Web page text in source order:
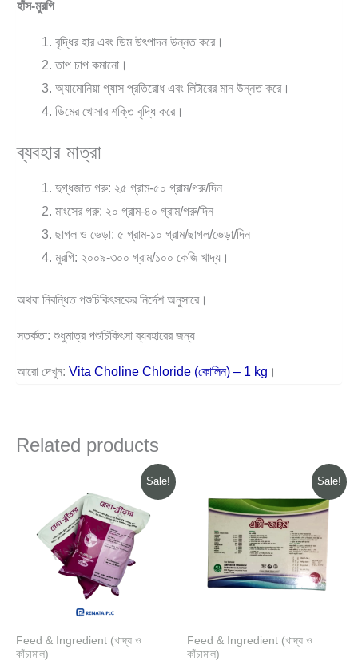
হাঁস-মুরগি
বৃদ্ধির হার এবং ডিম উৎপাদন উন্নত করে।
তাপ চাপ কমানো।
অ্যামোনিয়া গ্যাস প্রতিরোধ এবং লিটারের মান উন্নত করে।
ডিমের খোসার শক্তি বৃদ্ধি করে।
ব্যবহার মাত্রা
দুগ্ধজাত গরু: ২৫ গ্রাম-৫০ গ্রাম/গরু/দিন
মাংসের গরু: ২০ গ্রাম-৪০ গ্রাম/গরু/দিন
ছাগল ও ভেড়া: ৫ গ্রাম-১০ গ্রাম/ছাগল/ভেড়া/দিন
মুরগি: ২০০৯-৩০০ গ্রাম/১০০ কেজি খাদ্য।
অথবা নিবন্ধিত পশুচিকিৎসকের নির্দেশ অনুসারে।
সতর্কতা: শুধুমাত্র পশুচিকিৎসা ব্যবহারের জন্য
আরো দেখুন: Vita Choline Chloride (কোলিন) – 1 kg ।
Related products
Sale!
Feed & Ingredient (খাদ্য ও
কাঁচামাল)
price
was:
760.00৳ .
Current
is:
660.00৳ .
Sale!
Feed & Ingredient (খাদ্য ও
কাঁচামাল)
was:
360.00৳ .
Current
is:
340.00৳ .